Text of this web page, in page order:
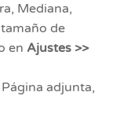
Mediana,
de
en Ajustes >>
adjunta,